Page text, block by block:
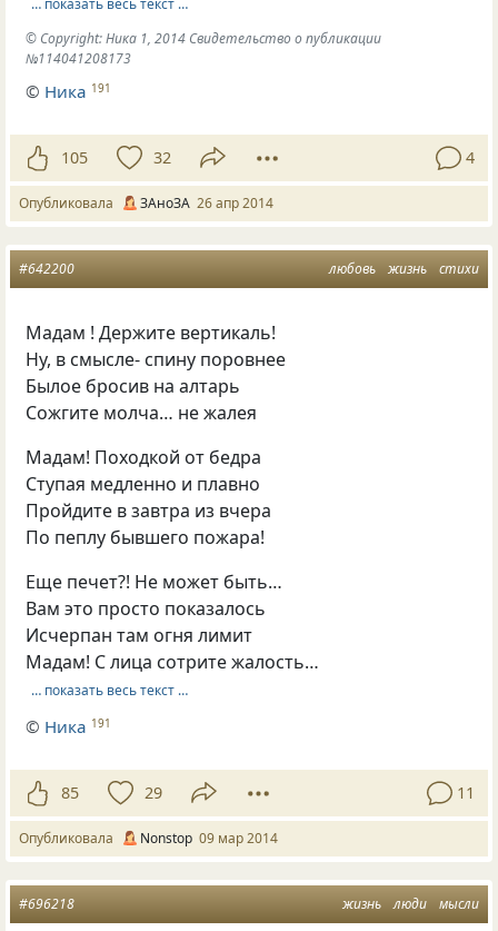
… показать весь текст …
© Copyright: Ника 1, 2014 Свидетельство о публикации
№114041208173
© Ника 191
105 32 4
Опубликовала ЗАноЗА 26 апр 2014
любовь жизнь стихи
#642200
Мадам ! Держите вертикаль!
Ну, в смысле- спину поровнее
Былое бросив на алтарь
Сожгите молча… не жалея
Мадам! Походкой от бедра
Ступая медленно и плавно
Пройдите в завтра из вчера
По пеплу бывшего пожара!
Еще печет?! Не может быть…
Вам это просто показалось
Исчерпан там огня лимит
Мадам! С лица сотрите жалость…
… показать весь текст …
© Ника 191
85 29 11
Опубликовала Nonstop 09 мар 2014
жизнь люди мысли
#696218